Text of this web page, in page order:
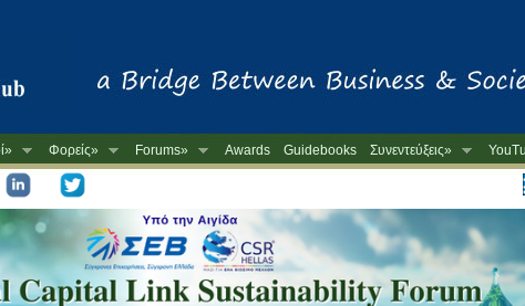
Φορείς» Forums» Awards Guidebooks Συνεντεύξεις»